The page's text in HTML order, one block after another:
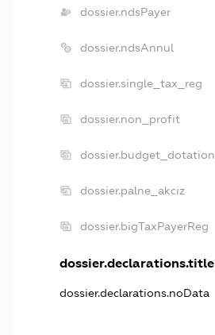
dossier.ndsPayer
dossier.ndsAnnul
dossier.single_tax_reg
dossier.non_profit
dossier.budget_dotation
dossier.palne_akciz
dossier.bigTaxPayerReg
dossier.declarations.title
dossier.declarations.noData